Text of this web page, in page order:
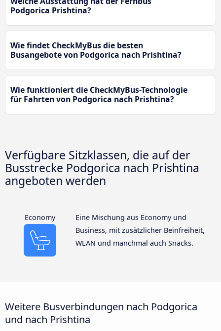
Podgorica Prishtina?
Wie findet CheckMyBus die besten
Busangebote von Podgorica nach Prishtina?
Wie funktioniert die CheckMyBus-Technologie
für Fahrten von Podgorica nach Prishtina?
Verfügbare Sitzklassen, die auf der
Busstrecke Podgorica nach Prishtina
angeboten werden
Economy
Eine Mischung aus Economy und
Business, mit zusätzlicher Beinfreiheit,
WLAN und manchmal auch Snacks.
Weitere Busverbindungen nach Podgorica
und nach Prishtina